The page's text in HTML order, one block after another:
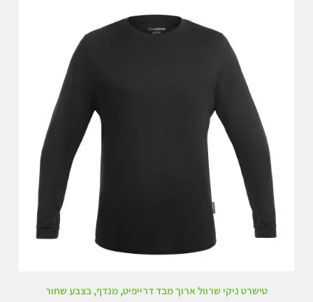
ך
5
טישרט ניקי שרוול ארוך מבד דרייפיט, מנדף, בצבע שחור